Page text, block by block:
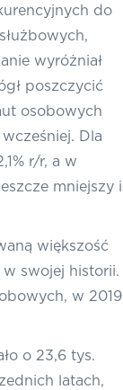
do
wyróżniał
poszczycić
osobowych
Dla
r/r, a w
mniejszy i
większość
swojej historii.
w 2019
o 23,6 tys.
latach,